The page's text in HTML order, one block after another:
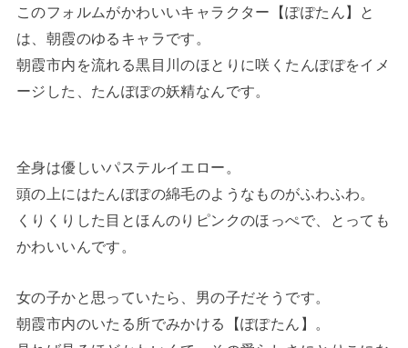
このフォルムがかわいいキャラクター【ぽぽたん】と
は、朝霞のゆるキャラです。
朝霞市内を流れる黒目川のほとりに咲くたんぽぽをイメ
ージした、たんぽぽの妖精なんです。
全身は優しいパステルイエロー。
頭の上にはたんぽぽの綿毛のようなものがふわふわ。
くりくりした目とほんのりピンクのほっぺで、とっても
かわいいんです。
女の子かと思っていたら、男の子だそうです。
朝霞市内のいたる所でみかける【ぽぽたん】。